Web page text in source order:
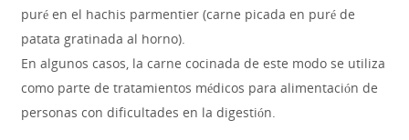
puré en el hachis parmentier (carne picada en puré de
patata gratinada al horno).
En algunos casos, la carne cocinada de este modo se utiliza
como parte de tratamientos médicos para alimentación de
personas con dificultades en la digestión.